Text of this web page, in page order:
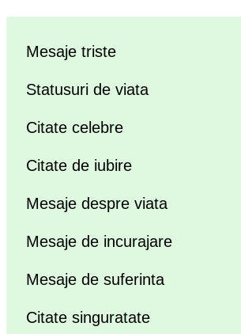
Mesaje triste
Statusuri de viata
Citate celebre
Citate de iubire
Mesaje despre viata
Mesaje de incurajare
Mesaje de suferinta
Citate singuratate